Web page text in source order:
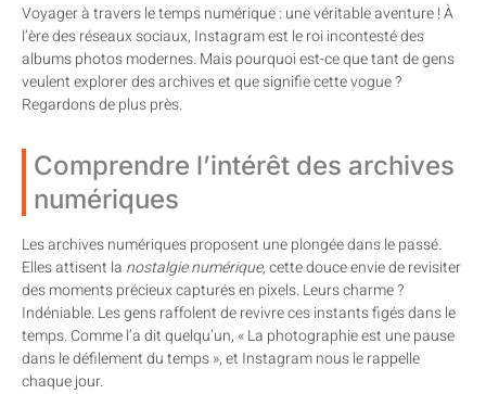
Voyager à travers le temps numérique : une véritable aventure ! À
l’ère des réseaux sociaux, Instagram est le roi incontesté des
albums photos modernes. Mais pourquoi est-ce que tant de gens
veulent explorer des archives et que signifie cette vogue ?
Regardons de plus près.
Comprendre l’intérêt des archives
numériques
Les archives numériques proposent une plongée dans le passé.
Elles attisent la nostalgie numérique, cette douce envie de revisiter
des moments précieux capturés en pixels. Leurs charme ?
Indéniable. Les gens raffolent de revivre ces instants figés dans le
temps. Comme l’a dit quelqu’un, « La photographie est une pause
dans le défilement du temps », et Instagram nous le rappelle
chaque jour.